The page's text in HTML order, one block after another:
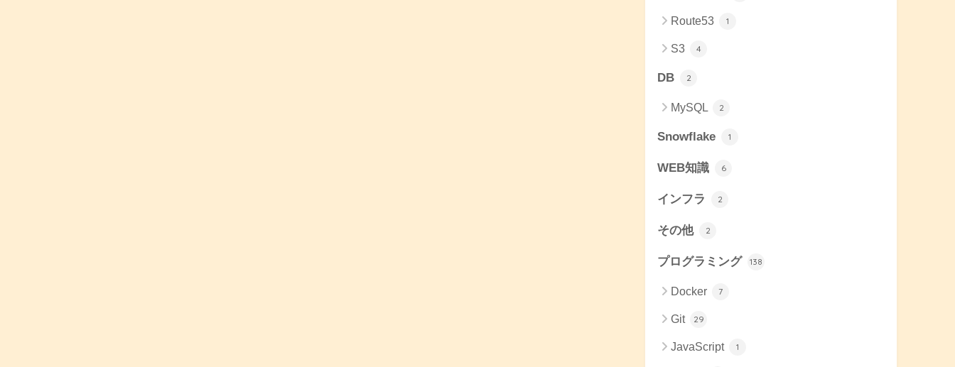
Route53 1
S3 4
DB 2
MySQL 2
Snowflake 1
WEB知識 6
インフラ 2
その他 2
プログラミング 138
Docker 7
Git 29
JavaScript 1